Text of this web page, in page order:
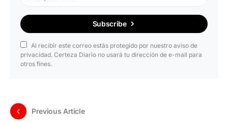
Subscribe
Al recibir este correo estás protegido por nuestro aviso de
privacidad. Certeza Diario no usará tu dirección de e-mail para
otros fines.
Previous Article